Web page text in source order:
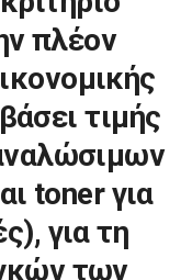
πλέον
τιμής
toner για
για τη
των